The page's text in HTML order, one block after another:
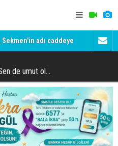
adı caddeye
de umut ol...